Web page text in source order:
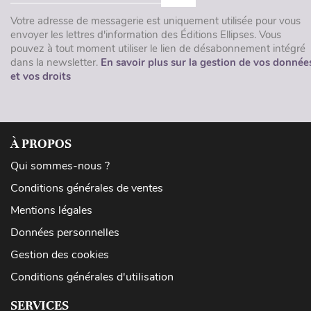
Votre adresse de messagerie est uniquement utilisée pour vous
envoyer les lettres d'information des Éditions Ellipses. Vous
pouvez à tout moment utiliser le lien de désabonnement intégré
dans la newsletter. En savoir plus sur la gestion de vos
et vos droits
À PROPOS
Qui sommes-nous ?
Conditions générales de ventes
Mentions légales
Données personnelles
Gestion des cookies
Conditions générales d'utilisation
SERVICES